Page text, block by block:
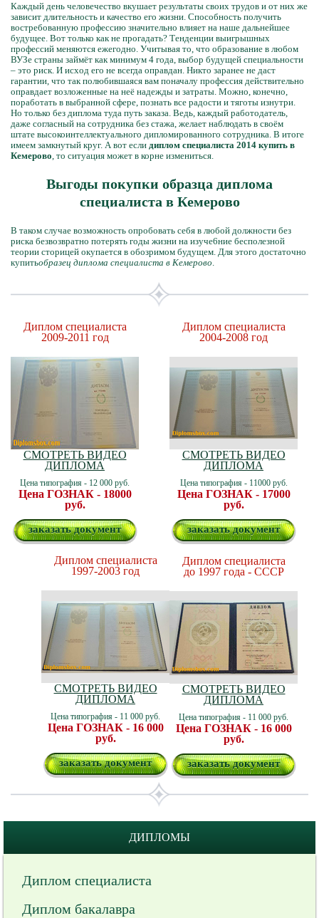
Каждый день человечество вкушает результаты своих трудов и от них же
зависит длительность и качество его жизни. Способность получить
востребованную профессию значительно влияет на наше дальнейшее
будущее. Вот только как не прогадать? Тенденции выигрышных
профессий меняются ежегодно. Учитывая то, что образование в любом
ВУЗе страны займёт как минимум 4 года, выбор будущей специальности
– это риск. И исход его не всегда оправдан. Никто заранее не даст
гарантии, что так полюбившаяся вам поначалу профессия действительно
оправдает возложенные на неё надежды и затраты. Можно, конечно,
поработать в выбранной сфере, познать все радости и тяготы изнутри.
Но только без диплома туда путь заказа. Ведь, каждый работодатель,
даже согласный на сотрудника без стажа, желает наблюдать в своём
штате высокоинтеллектуального дипломированного сотрудника. В итоге
имеем замкнутый круг. А вот если диплом специалиста 2014 купить в
Кемерово, то ситуация может в корне измениться.
Выгоды покупки образца диплома
специалиста в Кемерово
В таком случае возможность опробовать себя в любой должности без
риска безвозвратно потерять годы жизни на изуче6ние бесполезной
теории сторицей окупается в обозримом будущем. Для этого достаточно
купитьобразец диплома специалиста в Кемерово.
Диплом специалиста
2009-2011 год
СМОТРЕТЬ ВИДЕО
ДИПЛОМА
Цена типография - 12 000 руб.
Цена ГОЗНАК - 18000
руб.
заказать документ
Диплом специалиста
2004-2008 год
СМОТРЕТЬ ВИДЕО
ДИПЛОМА
Цена типография - 11000 руб.
Цена ГОЗНАК - 17000
руб.
заказать документ
Диплом специалиста
1997-2003 год
СМОТРЕТЬ ВИДЕО
ДИПЛОМА
Цена типография - 11 000 руб.
Цена ГОЗНАК - 16 000
руб.
заказать документ
Диплом специалиста
до 1997 года - СССР
СМОТРЕТЬ ВИДЕО
ДИПЛОМА
Цена типография - 11 000 руб.
Цена ГОЗНАК - 16 000
руб.
заказать документ
ДИПЛОМЫ
Диплом специалиста
Диплом бакалавра